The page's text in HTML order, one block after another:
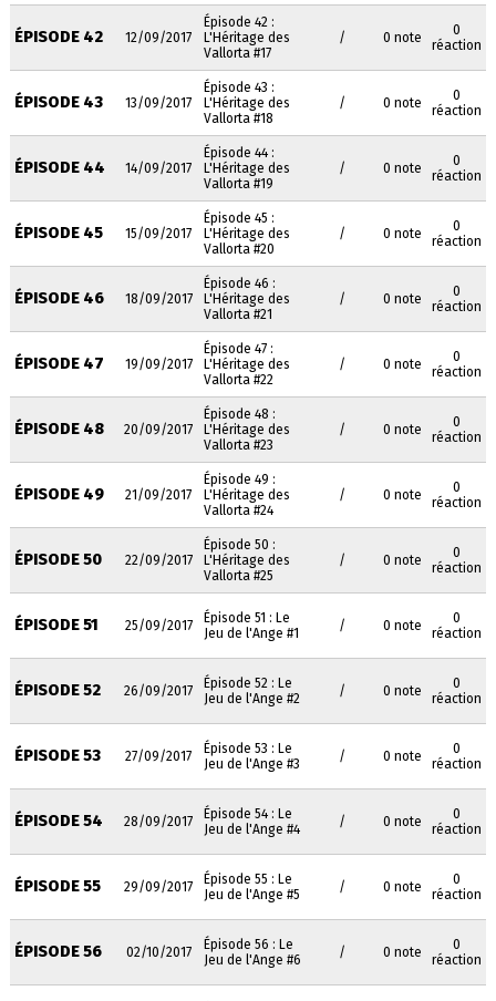
ÉPISODE 42 12/09/2017
Épisode 42 :
L'Héritage des
Vallorta #17
/ 0 note
0
réaction
ÉPISODE 43 13/09/2017
Épisode 43 :
L'Héritage des
Vallorta #18
/ 0 note
0
réaction
ÉPISODE 44 14/09/2017
Épisode 44 :
L'Héritage des
Vallorta #19
/ 0 note
0
réaction
ÉPISODE 45 15/09/2017
Épisode 45 :
L'Héritage des
Vallorta #20
/ 0 note
0
réaction
ÉPISODE 46 18/09/2017
Épisode 46 :
L'Héritage des
Vallorta #21
/ 0 note
0
réaction
ÉPISODE 47 19/09/2017
Épisode 47 :
L'Héritage des
Vallorta #22
/ 0 note
0
réaction
ÉPISODE 48 20/09/2017
Épisode 48 :
L'Héritage des
Vallorta #23
/ 0 note
0
réaction
ÉPISODE 49 21/09/2017
Épisode 49 :
L'Héritage des
Vallorta #24
/ 0 note
0
réaction
ÉPISODE 50 22/09/2017
Épisode 50 :
L'Héritage des
Vallorta #25
/ 0 note
0
réaction
ÉPISODE 51 25/09/2017
Épisode 51 : Le
Jeu de l'Ange #1
/ 0 note
0
réaction
ÉPISODE 52 26/09/2017
Épisode 52 : Le
Jeu de l'Ange #2
/ 0 note
0
réaction
ÉPISODE 53 27/09/2017
Épisode 53 : Le
Jeu de l'Ange #3
/ 0 note
0
réaction
ÉPISODE 54 28/09/2017
Épisode 54 : Le
Jeu de l'Ange #4
/ 0 note
0
réaction
ÉPISODE 55 29/09/2017
Épisode 55 : Le
Jeu de l'Ange #5
/ 0 note
0
réaction
ÉPISODE 56 02/10/2017
Épisode 56 : Le
Jeu de l'Ange #6
/ 0 note
0
réaction